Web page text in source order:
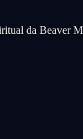
da Beaver